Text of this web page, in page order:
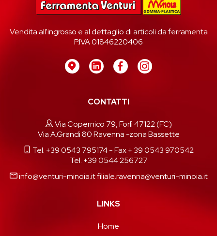
Vendita all'ingrosso e al dettaglio di articoli da ferramenta
P.IVA 01846220406
CONTATTI
Via Copernico 79, Forlì 47122 (FC)
Via A.Grandi 80 Ravenna -zona Bassette
Tel. +39 0543 795174- Fax + 39 0543 970542
Tel. +39 0544 256727
info@venturi-minoia.itfiliale.ravenna@venturi-minoia.it
LINKS
Home